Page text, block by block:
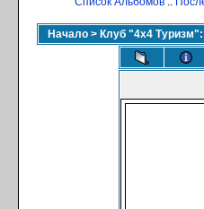
Начало > Клуб "4х4